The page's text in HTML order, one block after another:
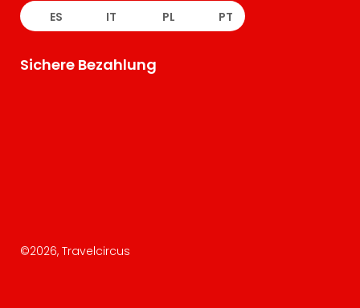
ES IT PL PT
Sichere Bezahlung
©2026, Travelcircus